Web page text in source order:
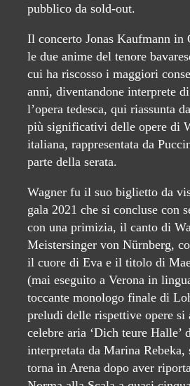
pubblico da sold-out.
Il concerto Jonas Kaufmann in
le due anime del tenore
cui ha riscosso i maggiori
anni, diventandone interprete
l’opera tedesca, qui riassunta
più significativi delle opere di
italiana, rappresentata da
parte della serata.
Wagner fu il suo biglietto da
gala 2021 che si concluse con
con una primizia, il canto di
Meistersinger von Nürnberg,
il cuore di Eva e il titolo di
(mai eseguito a Verona in
toccante monologo finale di
preludi delle rispettive opere si
celebre aria ‘Dich teure Halle’
interpretata da Marina Rebeka,
torna in Arena dopo aver